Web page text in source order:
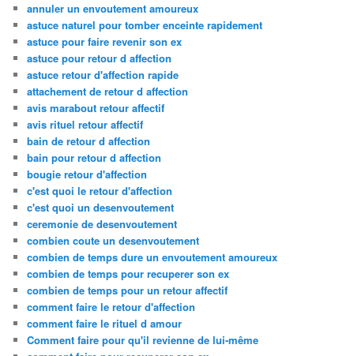
annuler un envoutement amoureux
astuce naturel pour tomber enceinte rapidement
astuce pour faire revenir son ex
astuce pour retour d affection
astuce retour d'affection rapide
attachement de retour d affection
avis marabout retour affectif
avis rituel retour affectif
bain de retour d affection
bain pour retour d affection
bougie retour d'affection
c'est quoi le retour d'affection
c'est quoi un desenvoutement
ceremonie de desenvoutement
combien coute un desenvoutement
combien de temps dure un envoutement amoureux
combien de temps pour recuperer son ex
combien de temps pour un retour affectif
comment faire le retour d'affection
comment faire le rituel d amour
Comment faire pour qu'il revienne de lui-même